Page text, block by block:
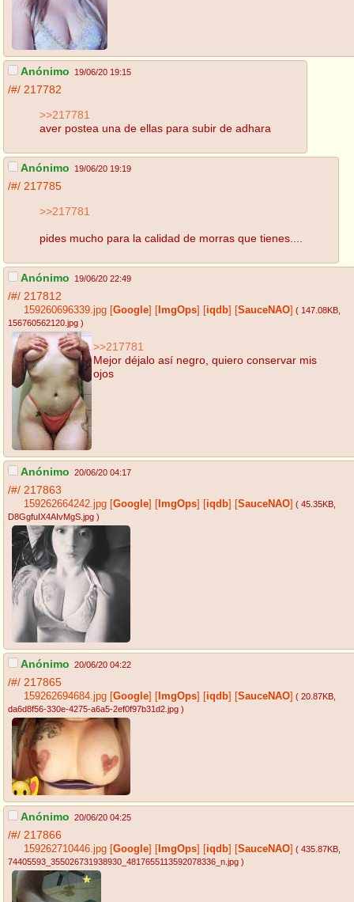
Anónimo 19/06/20 19:15
/#/ 217782
>>217781
aver postea una de ellas para subir de adhara
Anónimo 19/06/20 19:19
/#/ 217785
>>217781
pides mucho para la calidad de morras que tienes....
Anónimo 19/06/20 22:49
/#/ 217812
159260696339.jpg [Google] [ ImgOps] [iqdb] [SauceNAO] ( 147.08KB
156760562120.jpg )
>>217781
Mejor déjalo así negro, quiero conservar mis
ojos
Anónimo 20/06/20 04:17
/#/ 217863
159262664242.jpg [Google] [ ImgOps] [iqdb] [SauceNAO] ( 45.35KB
D8GgfuIX4AIvMgS.jpg )
Anónimo 20/06/20 04:22
/#/ 217865
159262694684.jpg [Google] [ ImgOps] [iqdb] [SauceNAO] ( 20.87KB
da6d8f56-330e-4275-a6a5-2ef0f97b31d2.jpg )
Anónimo 20/06/20 04:25
/#/ 217866
159262710446.jpg [Google] [ ImgOps] [iqdb] [SauceNAO] ( 435.87KB
74405593_355026731938930_4817655113592078336_n.jpg )